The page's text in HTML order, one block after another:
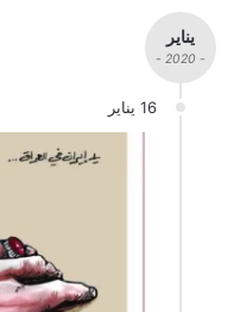
يناير
- 2020 -
16 يناير